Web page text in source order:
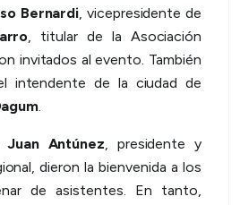
Bernardi , vicepresidente de
, titular de la Asociación
invitados al evento. También
intendente de la ciudad de
Antúnez , presidente y
dieron la bienvenida a los
de asistentes. En tanto,